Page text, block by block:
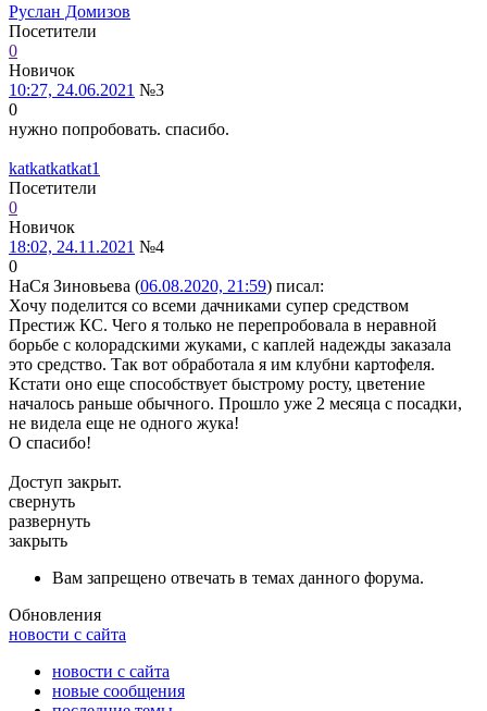
Руслан Домизов
Посетители
0
Новичок
10:27, 24.06.2021 №3
0
нужно попробовать. спасибо.
katkatkatkat1
Посетители
0
Новичок
18:02, 24.11.2021 №4
0
НаСя Зиновьева (06.08.2020, 21:59) писал:
Хочу поделится со всеми дачниками супер средством
Престиж КС. Чего я только не перепробовала в неравной
борьбе с колорадскими жуками, с каплей надежды заказала
это средство. Так вот обработала я им клубни картофеля.
Кстати оно еще способствует быстрому росту, цветение
началось раньше обычного. Прошло уже 2 месяца с посадки,
не видела еще не одного жука!
О спасибо!
Доступ закрыт.
свернуть
развернуть
закрыть
Вам запрещено отвечать в темах данного форума.
Обновления
новости с сайта
новости с сайта
новые сообщения